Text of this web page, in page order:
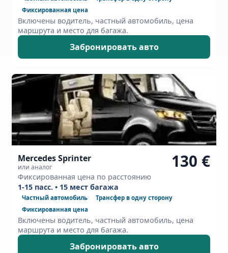
Фиксированная цена
Включены водитель, частный автомобиль, цена
маршрута и место для багажа.
Забронировать авто
Mercedes Sprinter
или аналог
Фиксированная цена по расстоянию
130 €
1-15 пасс. • 15 мест багажа
Частный автомобиль
Трансфер в одну сторону
Фиксированная цена
Включены водитель, частный автомобиль, цена
маршрута и место для багажа.
Забронировать авто